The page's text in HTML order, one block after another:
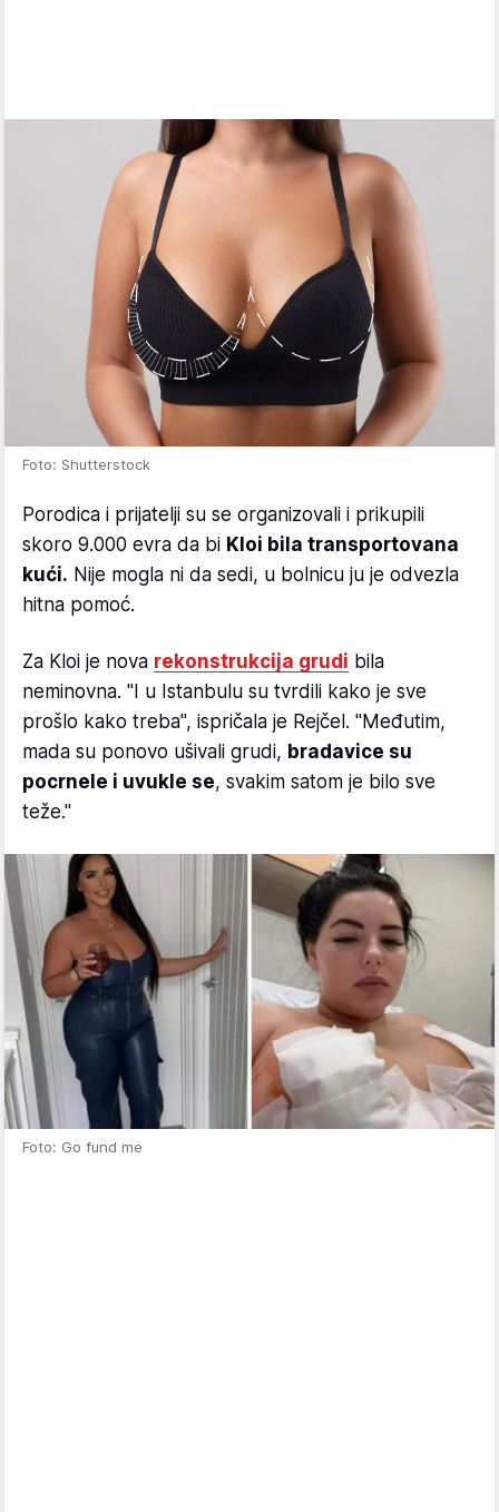
Foto: Shutterstock
Porodica i prijatelji su se organizovali i prikupili
skoro 9.000 evra da bi Kloi bila transportovana
kući. Nije mogla ni da sedi, u bolnicu ju je odvezla
hitna pomoć.
Za Kloi je nova rekonstrukcija grudi bila
neminovna. "I u Istanbulu su tvrdili kako je sve
prošlo kako treba", ispričala je Rejčel. "Međutim,
mada su ponovo ušivali grudi, bradavice su
pocrnele i uvukle se, svakim satom je bilo sve
teže."
Foto: Go fund me